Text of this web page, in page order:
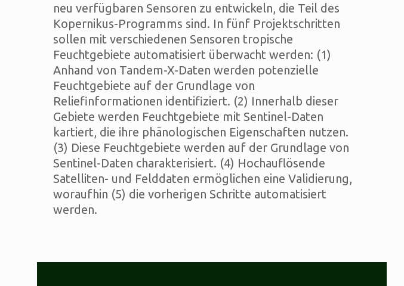
neu verfügbaren Sensoren zu entwickeln, die Teil des
Kopernikus-Programms sind. In fünf Projektschritten
sollen mit verschiedenen Sensoren tropische
Feuchtgebiete automatisiert überwacht werden: (1)
Anhand von Tandem-X-Daten werden potenzielle
Feuchtgebiete auf der Grundlage von
Reliefinformationen identifiziert. (2) Innerhalb dieser
Gebiete werden Feuchtgebiete mit Sentinel-Daten
kartiert, die ihre phänologischen Eigenschaften nutzen.
(3) Diese Feuchtgebiete werden auf der Grundlage von
Sentinel-Daten charakterisiert. (4) Hochauflösende
Satelliten- und Felddaten ermöglichen eine Validierung,
woraufhin (5) die vorherigen Schritte automatisiert
werden.